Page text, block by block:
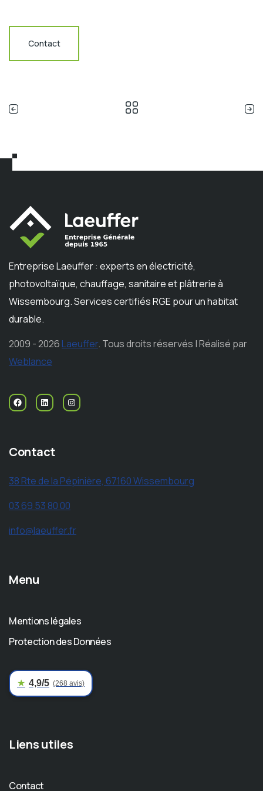
Contact
Entreprise Laeuffer : experts en électricité,
photovoltaïque, chauffage, sanitaire et plâtrerie à
Wissembourg. Services certifiés RGE pour un habitat
durable.
2009 - 2026Laeuffer. Tous droits réservés | Réalisé par
Weblance
Contact
38 Rte de la Pépinière, 67160 Wissembourg
03 69 53 80 00
info@laeuffer.fr
Menu
Mentions légales
Protection des Données
★ 4,9/5 (268 avis)
Liens utiles
Contact